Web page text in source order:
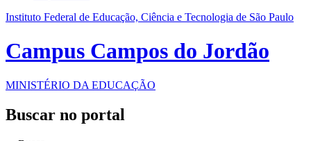
Instituto Federal de Educação, Ciência e Tecnologia de São Paulo
Campus Campos do Jordão
MINISTÉRIO DA EDUCAÇÃO
Buscar no portal